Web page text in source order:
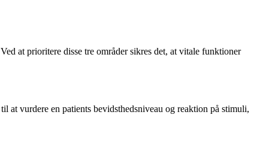
at prioritere disse tre områder sikres det, at vitale funktioner
at vurdere en patients bevidsthedsniveau og reaktion på stimuli,